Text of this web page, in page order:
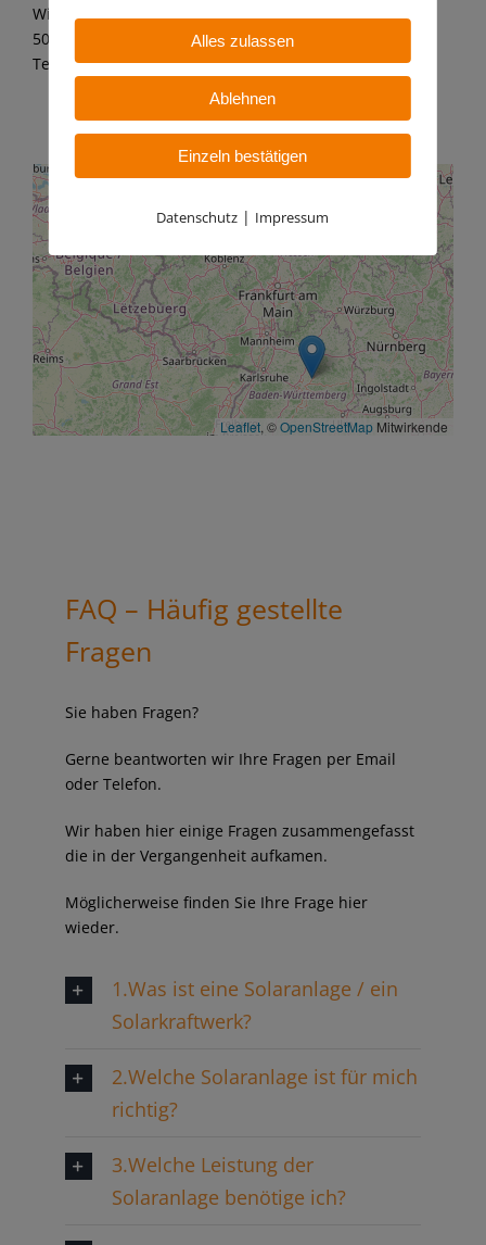
Willy-Messerschmitt-Str. 6
50126 Bergheim – Paffendorf
Tel.: 02271 7 59 21 11
Leaflet , ©OpenStreetMap Mitwirkende
FAQ – Häufig gestellte
Fragen
Sie haben Fragen?
Gerne beantworten wir Ihre Fragen per Email
oder Telefon.
Wir haben hier einige Fragen zusammengefasst
die in der Vergangenheit aufkamen.
Möglicherweise finden Sie Ihre Frage hier
wieder.
1.Was ist eine Solaranlage / ein
Solarkraftwerk?
2.Welche Solaranlage ist für mich
richtig?
3.Welche Leistung der
Solaranlage benötige ich?
Alles zulassen
Ablehnen
Einzeln bestätigen
Datenschutz | Impressum